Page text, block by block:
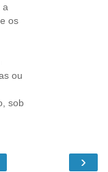
a
os
ou
sob
›